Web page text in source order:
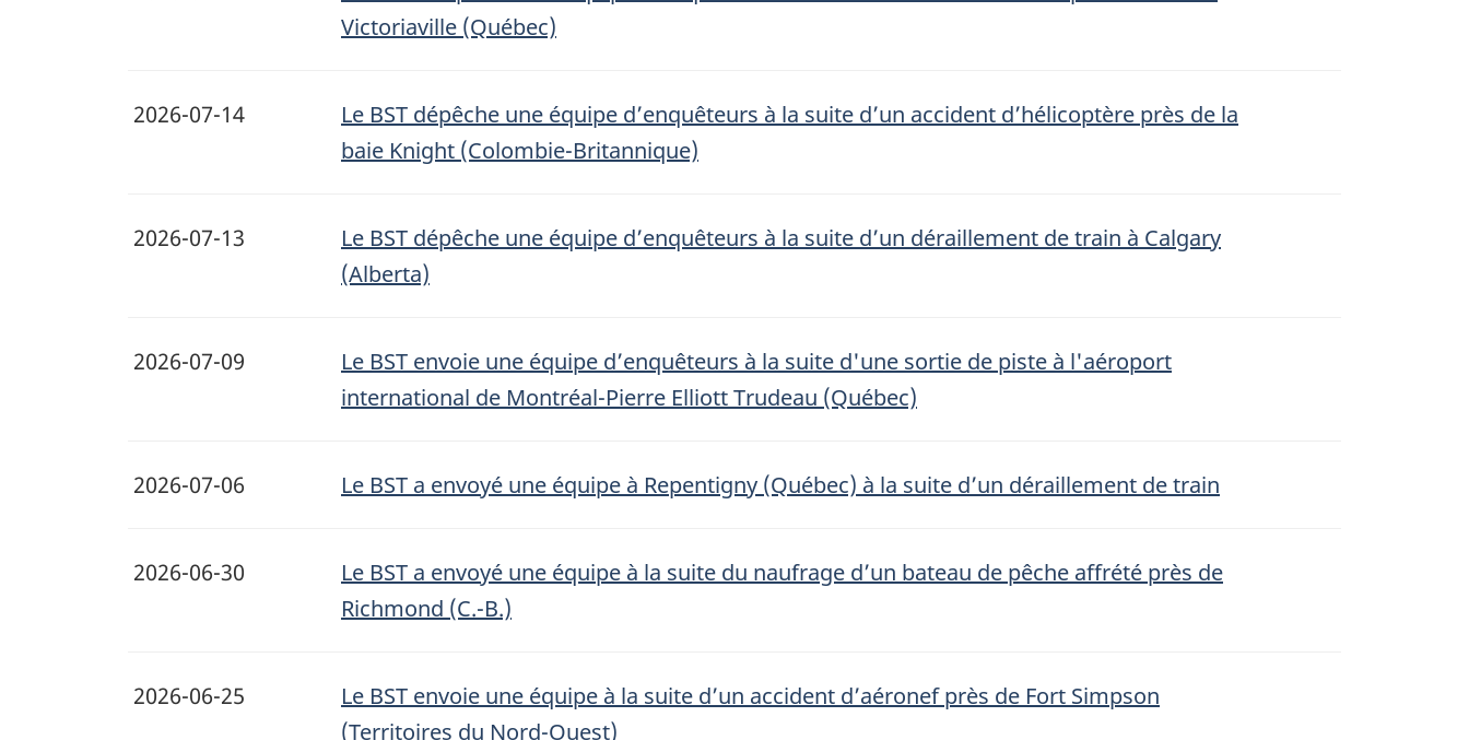
Victoriaville (Québec)
2026-07-14
Le BST dépêche une équipe d’enquêteurs à la suite d’un accident d’hélicoptère près de la
baie Knight (Colombie-Britannique)
2026-07-13
Le BST dépêche une équipe d’enquêteurs à la suite d’un déraillement de train à Calgary
(Alberta)
2026-07-09
Le BST envoie une équipe d’enquêteurs à la suite d'une sortie de piste à l'aéroport
international de Montréal-Pierre Elliott Trudeau (Québec)
2026-07-06 Le BST a envoyé une équipe à Repentigny (Québec) à la suite d’un déraillement de train
2026-06-30
Le BST a envoyé une équipe à la suite du naufrage d’un bateau de pêche affrété près de
Richmond (C.-B.)
2026-06-25
Le BST envoie une équipe à la suite d’un accident d’aéronef près de Fort Simpson
(Territoires du Nord-Ouest)